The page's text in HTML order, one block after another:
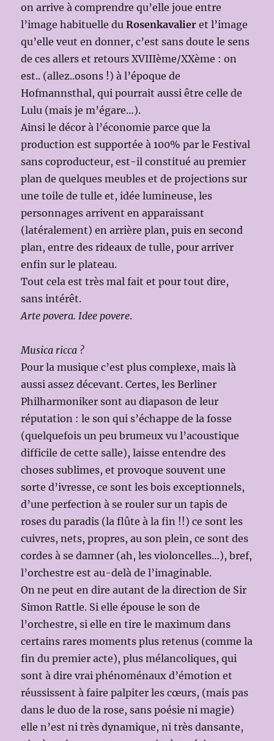
on arrive à comprendre qu’elle joue entre
l’image habituelle duRosenkavalieret l’image
qu’elle veut en donner, c’est sans doute le sens
de ces allers et retours XVIIIème/XXème : on
est.. (allez..osons !) à l’époque de
Hofmannsthal, qui pourrait aussi être celle de
Lulu (mais je m’égare…).
Ainsi le décor à l’économie parce que la
production est supportée à 100% par le Festival
sans coproducteur, est-il constitué au premier
plan de quelques meubles et de projections sur
une toile de tulle et, idée lumineuse, les
personnages arrivent en apparaissant
(latéralement) en arrière plan, puis en second
plan, entre des rideaux de tulle, pour arriver
enfin sur le plateau.
Tout cela est très mal fait et pour tout dire,
sans intérêt.
Arte povera. Idee povere.
Musica ricca ?
Pour la musique c’est plus complexe, mais là
aussi assez décevant. Certes, les Berliner
Philharmoniker sont au diapason de leur
réputation : le son qui s’échappe de la fosse
(quelquefois un peu brumeux vu l’acoustique
difficile de cette salle), laisse entendre des
choses sublimes, et provoque souvent une
sorte d’ivresse, ce sont les bois exceptionnels,
d’une perfection à se rouler sur un tapis de
roses du paradis (la flûte à la fin !!) ce sont les
cuivres, nets, propres, au son plein, ce sont des
cordes à se damner (ah, les violoncelles…), bref,
l’orchestre est au-delà de l’imaginable.
On ne peut en dire autant de la direction de Sir
Simon Rattle. Si elle épouse le son de
l’orchestre, si elle en tire le maximum dans
certains rares moments plus retenus (comme la
fin du premier acte), plus mélancoliques, qui
sont à dire vrai phénoménaux d’émotion et
réussissent à faire palpiter les cœurs, (mais pas
dans le duo de la rose, sans poésie ni magie)
elle n’est ni très dynamique, ni très dansante,